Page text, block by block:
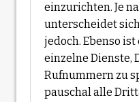
einzurichten. Je
unterscheidet
jedoch. Ebenso
einzelne Dienste,
Rufnummern zu
pauschal alle